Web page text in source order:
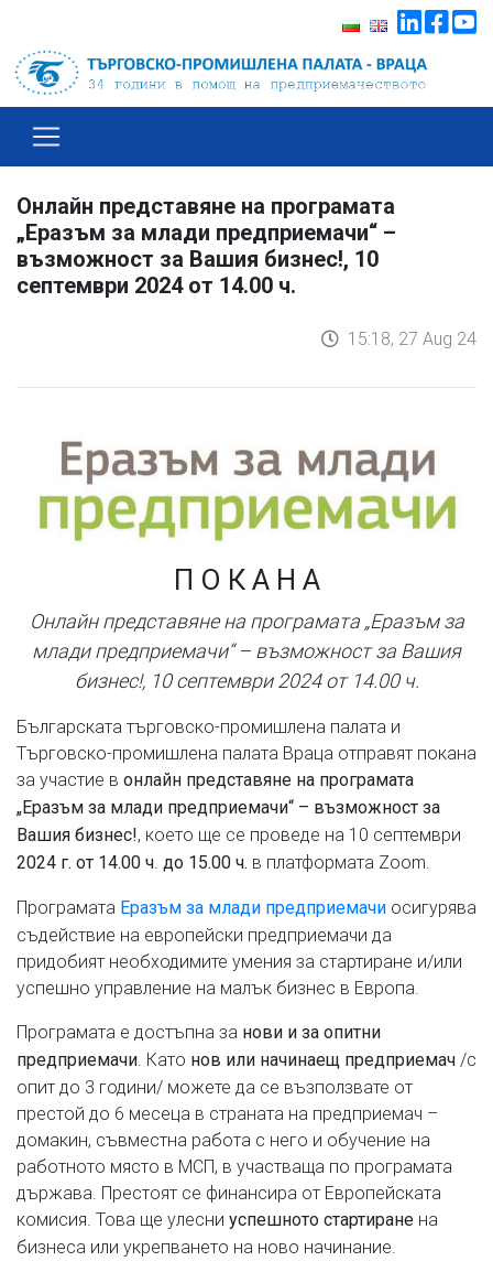
Онлайн представяне на програмата
„Еразъм за млади предприемачи“ –
възможност за Вашия бизнес!, 10
септември 2024 от 14.00 ч.
15:18, 27 Aug 24
П О К А Н А
Онлайн представяне на програмата „Еразъм за
млади предприемачи“ – възможност за Вашия
бизнес!, 10 септември 2024от 14.00ч.
Българската търговско-промишлена палата и
Търговско-промишлена палата Враца отправят покана
за участие в онлайн представяне на програмата
„Еразъм за млади предприемачи“ – възможност за
Вашия бизнес!, което ще се проведе на 10 септември
2024 г. от 14.00 ч до 15.00 ч. в платформата Zoom.
Програмата Еразъм за млади предприемачи осигурява
съдействие на европейски предприемачи да
придобият необходимите умения за стартиране и/или
успешно управление на малък бизнес в Европа.
Програмата е достъпна за нови и за опитни
предприемачи . Като нов или начинаещ предприемач /с
опит до 3 години/ можете да се възползвате от
престой до 6 месеца в страната на предприемач –
домакин, съвместна работа с него и обучениe на
работното място в МСП, в участваща по програмата
държава. Престоят се финансира от Европейската
комисия. Това ще улесни успешното стартиране на
бизнеса или укрепването на ново начинание.